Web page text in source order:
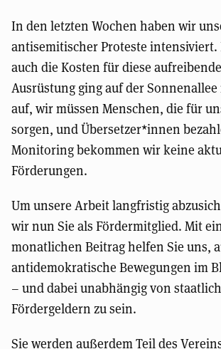
In den letzten Wochen haben wir
antisemitischer Proteste intensiviert.
auch die Kosten für diese
Ausrüstung ging auf der
auf, wir müssen Menschen, die für
sorgen, und Übersetzer*innen
Monitoring bekommen wir keine
Förderungen.
Um unsere Arbeit langfristig
wir nun Sie als Fördermitglied. Mit
monatlichen Beitrag helfen Sie uns,
antidemokratische Bewegungen im
– und dabei unabhängig von
Fördergeldern zu sein.
Sie werden außerdem Teil des